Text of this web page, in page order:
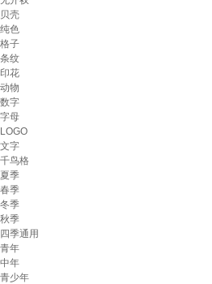
贝壳
纯色
格子
条纹
印花
动物
数字
字母
LOGO
文字
千鸟格
夏季
春季
冬季
秋季
四季通用
青年
中年
青少年